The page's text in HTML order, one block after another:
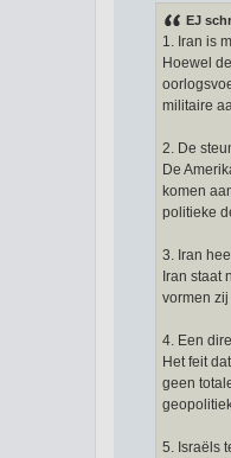
EJ
1. Iran is
Hoewel
militaire
2. De
De
komen
politieke
3. Iran
Iran staat
vormen
4. Een
Het feit
geen
5. Israëls